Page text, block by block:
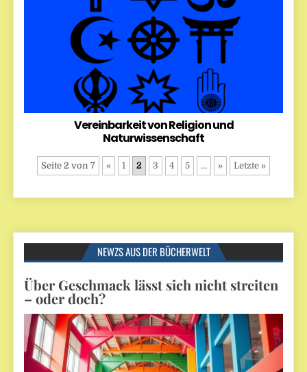
Vereinbarkeit von Religion und
Naturwissenschaft
Seite 2 von 7 « 1 2 3 4 5 ... » Letzte »
NEWZS AUS DER BÜCHERWELT
Über Geschmack lässt sich nicht streiten
– oder doch?